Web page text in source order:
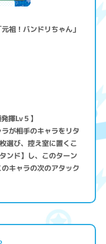
祖！バンドリちゃん」
揮Lv５】
が相手のキャラをリタ
選び、控え室に置くこ
ンド】し、このターン
キャラの次のアタック